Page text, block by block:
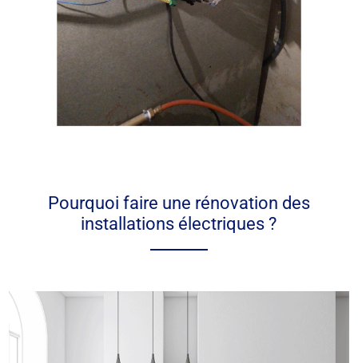
Pourquoi faire une rénovation des
installations électriques ?